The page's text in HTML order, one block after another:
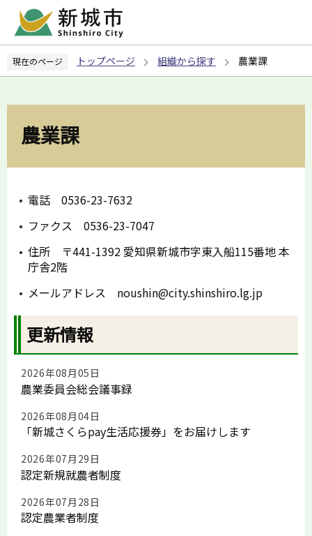
ペ
の
現在のページ トップページ 組織から探す 農業課
農業課
電話 0536-23-7632
ファクス 0536-23-7047
住所 〒441-1392 愛知県新城市字東入船115番地 本
庁舎2階
メールアドレス noushin@city.shinshiro.lg.jp
更新情報
2026年08月05日
農業委員会総会議事録
2026年08月04日
「新城さくらpay生活応援券」をお届けします
2026年07月29日
認定新規就農者制度
2026年07月28日
認定農業者制度